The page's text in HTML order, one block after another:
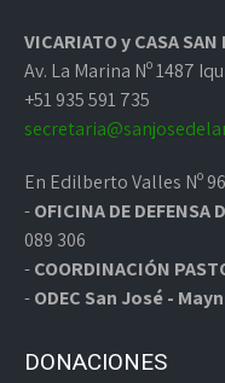
VICARIATO y CASA
Av. La Marina Nº 1487
+51 935 591 735
En Edilberto Valles Nº
-OFICINA DE DEFENSA
089 306
-COORDINACIÓN
-ODEC San José -
DONACIONES